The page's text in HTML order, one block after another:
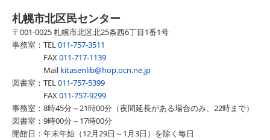
札幌市北区民センター
〒001-0025 札幌市北区北25条西6丁目1番1号
事務室：TEL011-757-3511
FAX011-717-1139
Mail kitasenlib@hop.ocn.ne.jp
図書室：TEL011-757-5399
FAX011-757-9299
事務室：8時45分～21時00分（夜間延長がある場合のみ、22時まで）
図書室：9時00分～17時00分
開館日 ： 年末年始（12月29日～1月3日）を除く毎日